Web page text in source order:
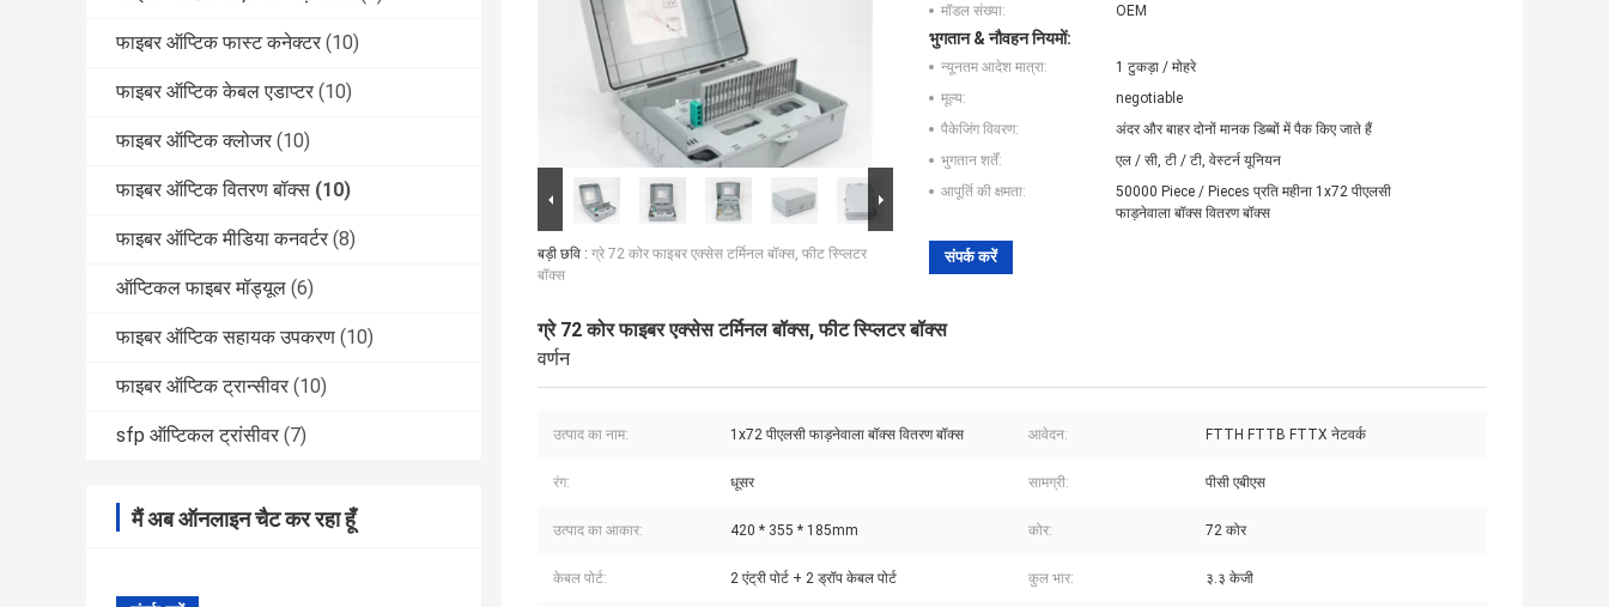
फाइबर ऑप्टिक फास्ट कनेक्टर (10)
फाइबर ऑप्टिक केबल एडाप्टर (10)
फाइबर ऑप्टिक क्लोजर (10)
फाइबर ऑप्टिक वितरण बॉक्स (10)
फाइबर ऑप्टिक मीडिया कनवर्टर (8)
ऑप्टिकल फाइबर मॉड्यूल (6)
फाइबर ऑप्टिक सहायक उपकरण (10)
फाइबर ऑप्टिक ट्रान्सीवर (10)
sfp ऑप्टिकल ट्रांसीवर (7)
मैं अब ऑनलाइन चैट कर रहा हूँ
बड़ी छवि : ग्रे 72 कोर फाइबर एक्सेस टर्मिनल बॉक्स, फीट स्प्लिटर
बॉक्स
मॉडल संख्या:
OEM
भुगतान & नौवहन नियमों:
न्यूनतम आदेश मात्रा:
1 टुकड़ा / मोहरे
मूल्य:
negotiable
पैकेजिंग विवरण:
अंदर और बाहर दोनों मानक डिब्बों में पैक किए जाते हैं
भुगतान शर्तें:
एल / सी, टी / टी, वेस्टर्न यूनियन
आपूर्ति की क्षमता:
50000 Piece / Pieces प्रति महीना 1x72 पीएलसी
फाड़नेवाला बॉक्स वितरण बॉक्स
संपर्क करें
ग्रे 72 कोर फाइबर एक्सेस टर्मिनल बॉक्स, फीट स्प्लिटर बॉक्स
वर्णन
उत्पाद का नाम: 1x72 पीएलसी फाड़नेवाला बॉक्स वितरण बॉक्स आवेदन: FTTH FTTB FTTX नेटवर्क
रंग: धूसर सामग्री: पीसी एबीएस
उत्पाद का आकार: 420 * 355 * 185mm कोर: 72 कोर
केबल पोर्ट: 2 एंट्री पोर्ट + 2 ड्रॉप केबल पोर्ट कुल भार: ३.३ केजी